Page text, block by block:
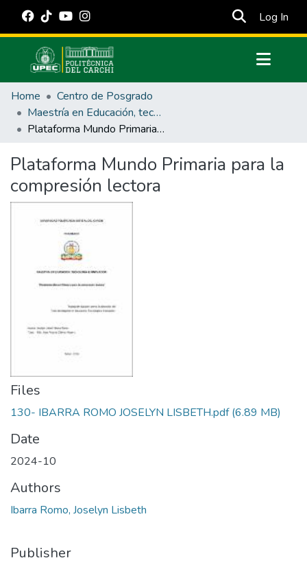
Log In
Communities & Collections
All of DSpace
Statistics
Estadísticas Externas
Manuales
Home
Centro de Posgrado
Maestría en Educación, tecnología e innovación.
Plataforma Mundo Primaria para la compresión lectora
Plataforma Mundo Primaria para la
compresión lectora
Files
130- IBARRA ROMO JOSELYN LISBETH.pdf(6.89 MB)
Date
2024-10
Authors
Ibarra Romo, Joselyn Lisbeth
Publisher